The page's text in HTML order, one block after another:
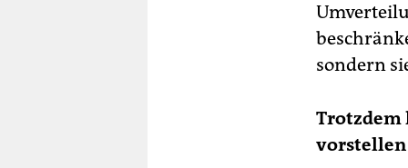
sondern
Trotzdem